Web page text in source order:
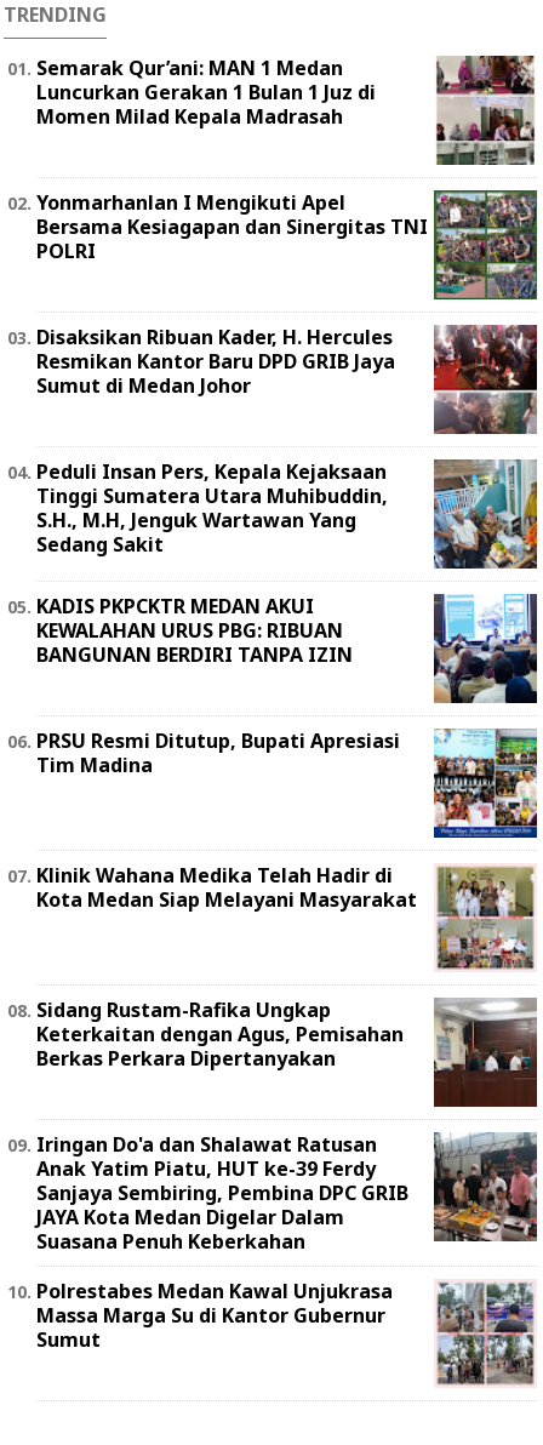
TRENDING
Semarak Qur’ani: MAN 1 Medan
Luncurkan Gerakan 1 Bulan 1 Juz di
Momen Milad Kepala Madrasah
Yonmarhanlan I Mengikuti Apel
Bersama Kesiagapan dan Sinergitas TNI
POLRI
Disaksikan Ribuan Kader, H. Hercules
Resmikan Kantor Baru DPD GRIB Jaya
Sumut di Medan Johor
Peduli Insan Pers, Kepala Kejaksaan
Tinggi Sumatera Utara Muhibuddin,
S.H., M.H, Jenguk Wartawan Yang
Sedang Sakit
KADIS PKPCKTR MEDAN AKUI
KEWALAHAN URUS PBG: RIBUAN
BANGUNAN BERDIRI TANPA IZIN
PRSU Resmi Ditutup, Bupati Apresiasi
Tim Madina
Klinik Wahana Medika Telah Hadir di
Kota Medan Siap Melayani Masyarakat
Sidang Rustam-Rafika Ungkap
Keterkaitan dengan Agus, Pemisahan
Berkas Perkara Dipertanyakan
Iringan Do'a dan Shalawat Ratusan
Anak Yatim Piatu, HUT ke-39 Ferdy
Sanjaya Sembiring, Pembina DPC GRIB
JAYA Kota Medan Digelar Dalam
Suasana Penuh Keberkahan
Polrestabes Medan Kawal Unjukrasa
Massa Marga Su di Kantor Gubernur
Sumut